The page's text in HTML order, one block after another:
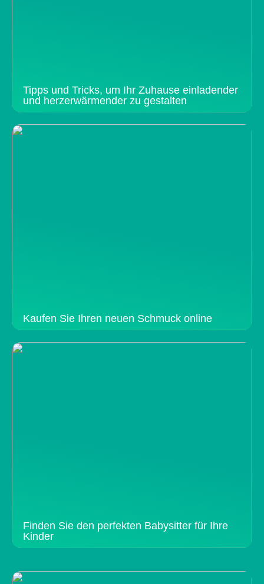
Tipps und Tricks, um Ihr Zuhause einladender
und herzerwärmender zu gestalten
Kaufen Sie Ihren neuen Schmuck online
Finden Sie den perfekten Babysitter für Ihre
Kinder